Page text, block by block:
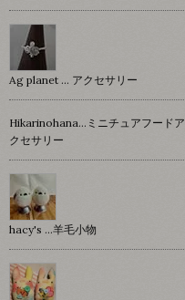
Ag planet … アクセサリー
Hikarinohana…ミニチュアフードア
クセサリー
hacy's …羊毛小物